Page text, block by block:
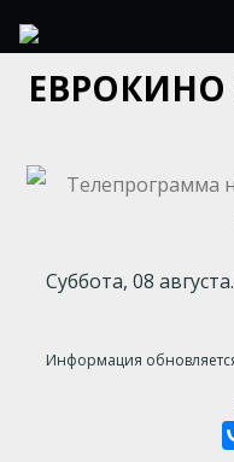
ЕВРОКИНО
Суббота, 08
Информация